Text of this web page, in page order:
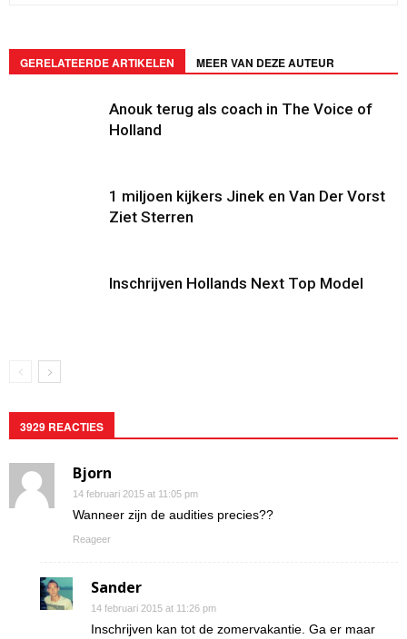
GERELATEERDE ARTIKELEN MEER VAN DEZE AUTEUR
Anouk terug als coach in The Voice of
Holland
1 miljoen kijkers Jinek en Van Der Vorst
Ziet Sterren
Inschrijven Hollands Next Top Model
3929 REACTIES
Bjorn
14 februari 2015 at 11:05 pm
Wanneer zijn de audities precies??
Reageer
Sander
14 februari 2015 at 11:26 pm
Inschrijven kan tot de zomervakantie. Ga er maar